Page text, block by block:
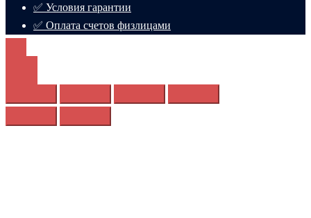
✅ Условия гарантии
✅ Оплата счетов физлицами